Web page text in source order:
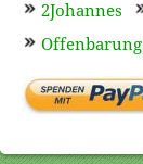
2Johannes
Offenbarung